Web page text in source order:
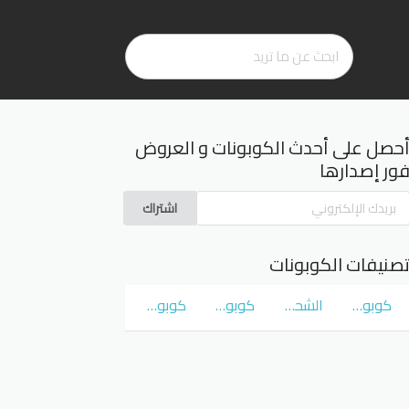
أحصل على أحدث الكوبونات و العروض
فور إصدارها
اشتراك
تصنيفات الكوبونات
كوبونات و عروض سوق كوم الشحن المجاني كوبونات و عروض نمشي Namshi كوبونات و عروض نون Noon